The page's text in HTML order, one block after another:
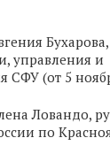
управления и
СФУ (от 5
Ловандо,
по